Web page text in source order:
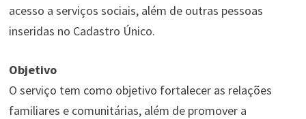
acesso a serviços sociais, além de outras pessoas
inseridas no Cadastro Único.
Objetivo
O serviço tem como objetivo fortalecer as relações
familiares e comunitárias, além de promover a